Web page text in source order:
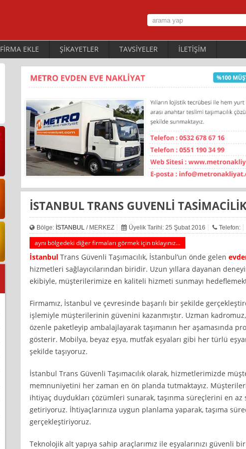
FİRMA EKLE ŞİKAYETLER TAVSİYELER İLETİŞİM
İSTANBUL TRANS GUVENLİ
Bölge: İSTANBUL/ MERKEZ Üyelik Tarihi: 25 Şubat 2016 Telefon:
aynı bölgedeki diğer firmaları görmek için tıklayınız...
İstanbulTrans Güvenli Taşımacılık, İstanbul’un önde gelen
hizmetleri sağlayıcılarından biridir. Uzun yıllara dayanan
ekibiyle, müşterilerimize en kaliteli hizmeti sunmayı
Firmamız, İstanbul ve çevresinde başarılı bir şekilde
işlemiyle müşterilerinin güvenini kazanmıştır. Uzman kadromuz,
özenle paketleyip ambalajlayarak taşımanın her aşamasında
gösterir. Mobilya, beyaz eşya, mutfak eşyaları gibi her türlü
şekilde taşıyoruz.
İstanbul Trans Güvenli Taşımacılık olarak, hizmetlerimizde
memnuniyetini her zaman en ön planda tutmaktayız.
ihtiyaç duydukları çözümleri sunarak, taşınma süreçlerini en az
getiriyoruz. İhtiyaçlarınıza uygun planlama yaparak, taşıma
gerçekleştiriyoruz.
Teknolojik alt yapıya sahip araçlarımız ile eşyalarınızı güvenli